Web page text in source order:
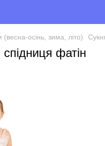
(весна-осінь, зима, літо)
фатін